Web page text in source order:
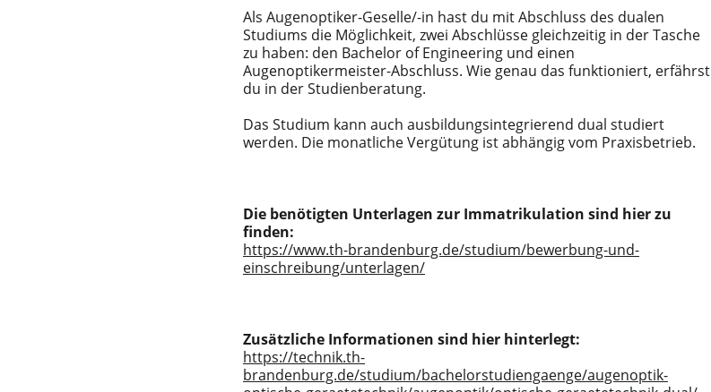
Als Augenoptiker-Geselle/-in hast du mit Abschluss des dualen
Studiums die Möglichkeit, zwei Abschlüsse gleichzeitig in der Tasche
zu haben: den Bachelor of Engineering und einen
Augenoptikermeister-Abschluss. Wie genau das funktioniert, erfährst
du in der Studienberatung.
Das Studium kann auch ausbildungsintegrierend dual studiert
werden. Die monatliche Vergütung ist abhängig vom Praxisbetrieb.
Die benötigten Unterlagen zur Immatrikulation sind hier zu
finden:
https://www.th-brandenburg.de/studium/bewerbung-und-
einschreibung/unterlagen/
Zusätzliche Informationen sind hier hinterlegt:
https://technik.th-
brandenburg.de/studium/bachelorstudiengaenge/augenoptik-